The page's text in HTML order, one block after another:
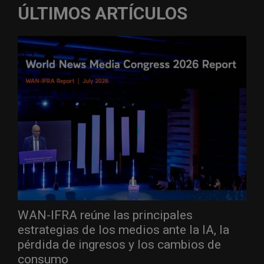
ÚLTIMOS ARTÍCULOS
WAN-IFRA reúne las principales
estrategias de los medios ante la IA, la
pérdida de ingresos y los cambios de
consumo